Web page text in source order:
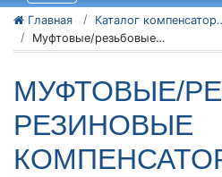
Главная
Муфтовые/резьбовые резиновые компенсаторы
МУФТОВЫЕ/
РЕЗИНОВЫЕ